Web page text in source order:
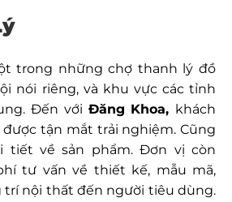
trong những chợ thanh lý đồ
nói riêng, và khu vực các tỉnh
Đến với Đăng Khoa, khách
được tận mắt trải nghiệm. Cũng
tiết về sản phẩm. Đơn vị còn
tư vấn về thiết kế, mẫu mã,
trí nội thất đến người tiêu dùng.